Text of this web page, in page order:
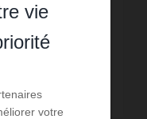
vie
votre